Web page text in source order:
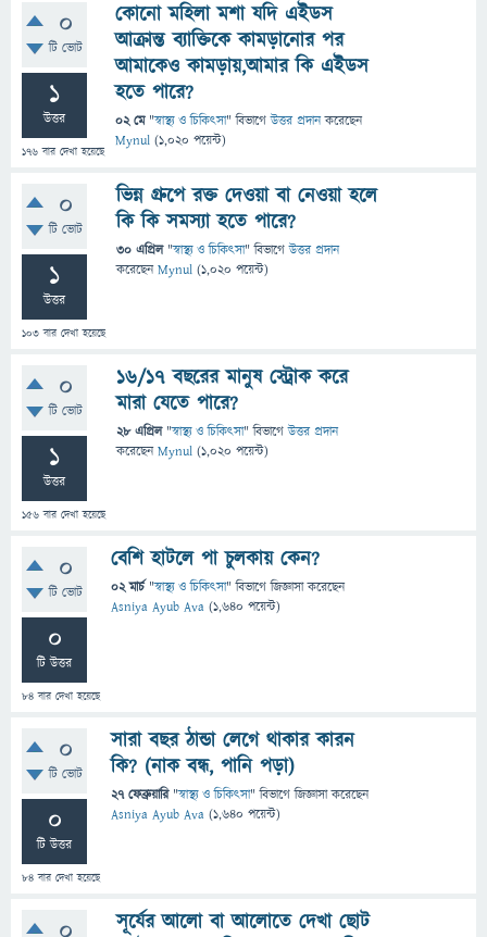
0
টি ভোট
1
উত্তর
176 বার দেখা হয়েছে
কোনো মহিলা মশা যদি এইডস
আক্রান্ত ব্যাক্তিকে কামড়ানোর পর
আমাকেও কামড়ায়,আমার কি এইডস
হতে পারে?
02 মে "স্বাস্থ্য ও চিকিৎসা" বিভাগে উত্তর প্রদান করেছেন
Mynul (1,020 পয়েন্ট)
0
টি ভোট
1
উত্তর
103 বার দেখা হয়েছে
ভিন্ন গ্রুপে রক্ত দেওয়া বা নেওয়া হলে
কি কি সমস্যা হতে পারে?
30 এপ্রিল "স্বাস্থ্য ও চিকিৎসা" বিভাগে উত্তর প্রদান
করেছেনMynul (1,020 পয়েন্ট)
0
টি ভোট
1
উত্তর
156 বার দেখা হয়েছে
১৬/১৭ বছরের মানুষ স্ট্রোক করে
মারা যেতে পারে?
28 এপ্রিল "স্বাস্থ্য ও চিকিৎসা" বিভাগে উত্তর প্রদান
করেছেনMynul (1,020 পয়েন্ট)
0
টি ভোট
0
টি উত্তর
84 বার দেখা হয়েছে
বেশি হাটলে পা চুলকায় কেন?
02 মার্চ "স্বাস্থ্য ও চিকিৎসা" বিভাগে জিজ্ঞাসাকরেছেন
Asniya Ayub Ava (1,640 পয়েন্ট)
0
টি ভোট
0
টি উত্তর
84 বার দেখা হয়েছে
সারা বছর ঠান্ডা লেগে থাকার কারন
কি? (নাক বন্ধ, পানি পড়া)
27 ফেব্রুয়ারি "স্বাস্থ্য ও চিকিৎসা" বিভাগে জিজ্ঞাসাকরেছেন
Asniya Ayub Ava (1,640 পয়েন্ট)
সূর্যের আলো বা আলোতে দেখা ছোট